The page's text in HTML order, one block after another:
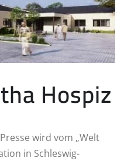
Hospiz
wird vom „Welt
in Schleswig-